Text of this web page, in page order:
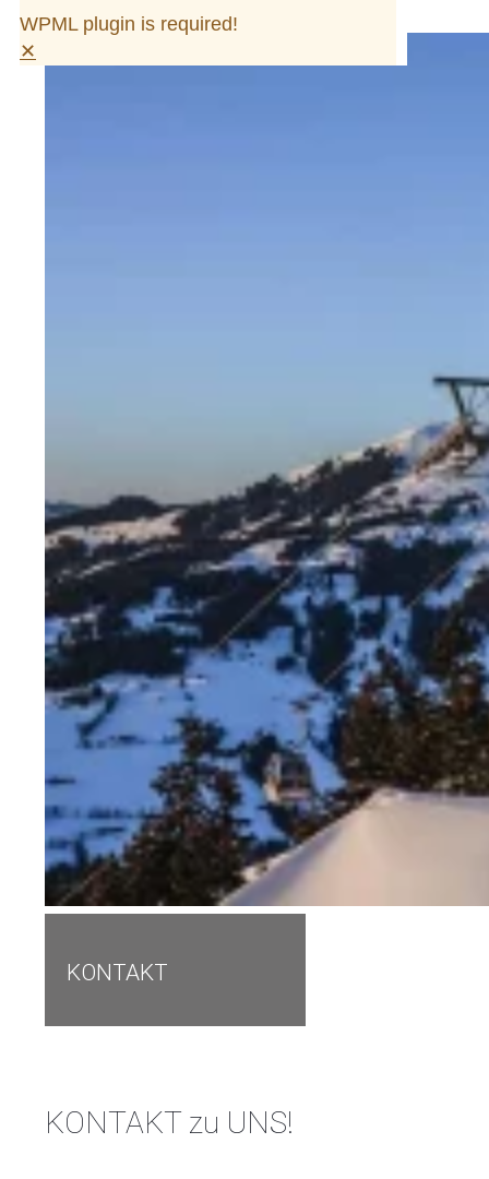
WPML plugin is required!
✕
KONTAKT
KONTAKT zu UNS!